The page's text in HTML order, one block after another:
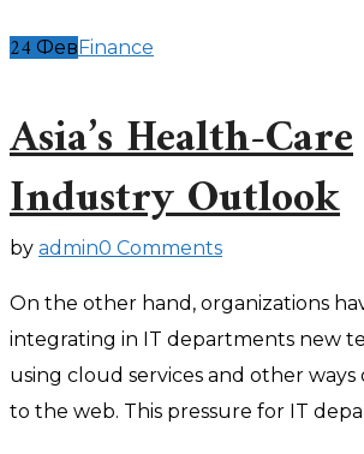
24 ФевFinance
Asia’s Health-Care
Industry Outlook
by admin0 Comments
On the other hand, organizations
integrating in IT departments new
using cloud services and other ways
to the web. This pressure for IT